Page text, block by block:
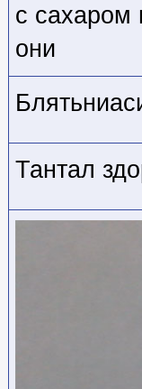
с сахаром
они
Тантал